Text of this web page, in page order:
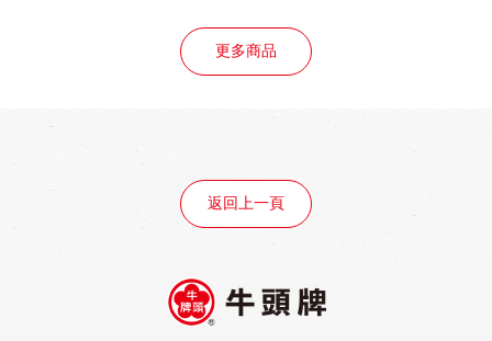
更多商品
返回上一頁